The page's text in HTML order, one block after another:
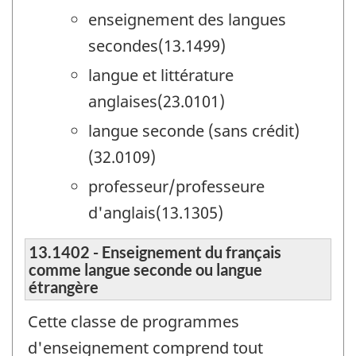
enseignement des langues
secondes(13.1499)
langue et littérature
anglaises(23.0101)
langue seconde (sans crédit)
(32.0109)
professeur/professeure
d'anglais(13.1305)
13.1402 - Enseignement du français
comme langue seconde ou langue
étrangère
Cette classe de programmes
d'enseignement comprend tout